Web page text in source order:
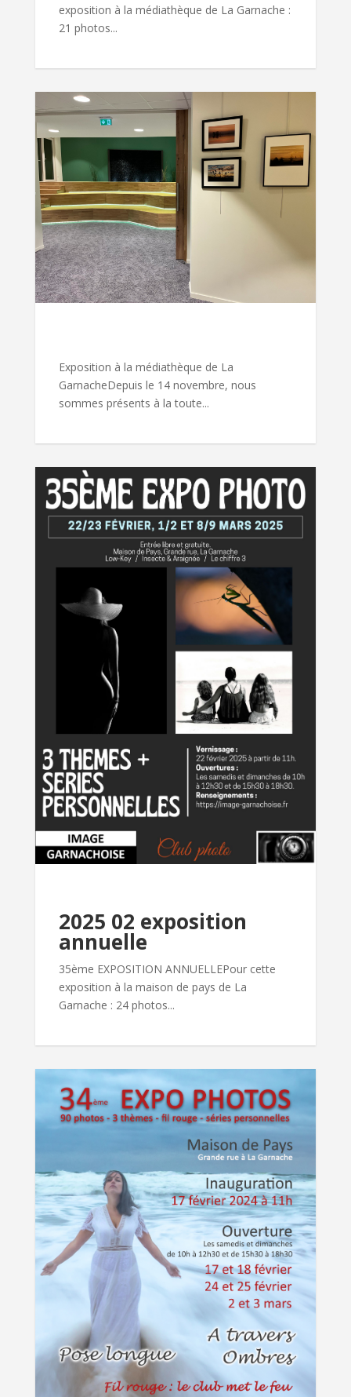
exposition à la médiathèque de La Garnache :
21 photos...
Exposition à la médiathèque de La
GarnacheDepuis le 14 novembre, nous
sommes présents à la toute...
2025 02 exposition
annuelle
35ème EXPOSITION ANNUELLEPour cette
exposition à la maison de pays de La
Garnache : 24 photos...